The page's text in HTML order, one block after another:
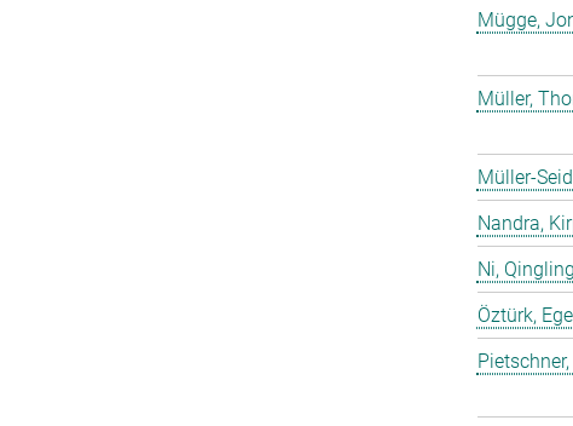
Mügge,
Müller,
Müller-
Nandra,
Ni, Qingling
Öztürk,